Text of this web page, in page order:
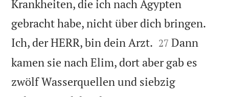
Krankheiten, die ich nach Ägypten
gebracht habe, nicht über dich bringen.
Ich, der HERR, bin dein Arzt. 

27 Dann
kamen sie nach Elim, dort aber gab es
zwölf Wasserquellen und siebzig